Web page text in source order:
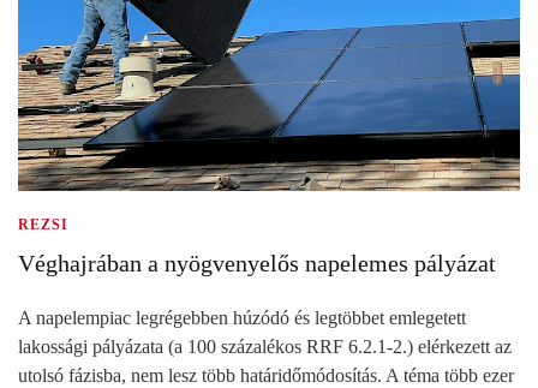
REZSI
Véghajrában a nyögvenyelős napelemes pályázat
A napelempiac legrégebben húzódó és legtöbbet emlegetett
lakossági pályázata (a 100 százalékos RRF 6.2.1-2.) elérkezett az
utolsó fázisba, nem lesz több határidőmódosítás. A téma több ezer